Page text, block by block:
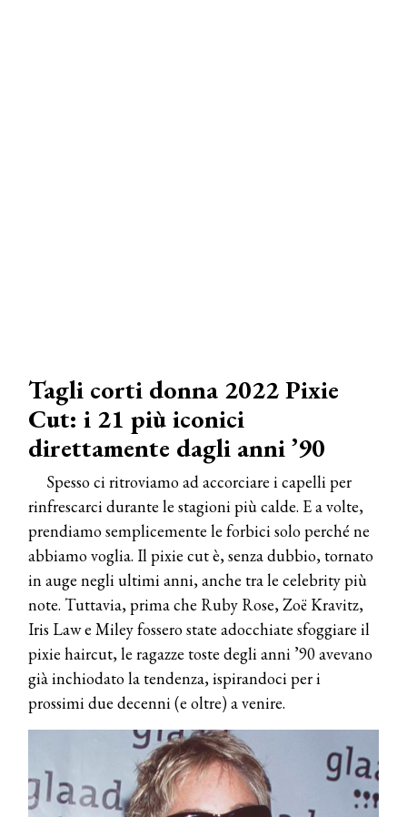
Tagli corti donna 2022 Pixie
Cut: i 21 più iconici
direttamente dagli anni ’90
Spesso ci ritroviamo ad accorciare i capelli per
rinfrescarci durante le stagioni più calde. E a volte,
prendiamo semplicemente le forbici solo perché ne
abbiamo voglia. Il pixie cut è, senza dubbio, tornato
in auge negli ultimi anni, anche tra le celebrity più
note. Tuttavia, prima che Ruby Rose, Zoë Kravitz,
Iris Law e Miley fossero state adocchiate sfoggiare il
pixie haircut, le ragazze toste degli anni ’90 avevano
già inchiodato la tendenza, ispirandoci per i
prossimi due decenni (e oltre) a venire.